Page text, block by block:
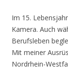
Im 15.
Kamera. Auch
Berufsleben
Mit meiner
Nordrhein-